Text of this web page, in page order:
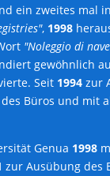
ein zweites mal in
, 1998
"Noleggio di
gewöhnlich
Seit 1994 zur
Büros und mit
Genua 1998
zur Ausübung des